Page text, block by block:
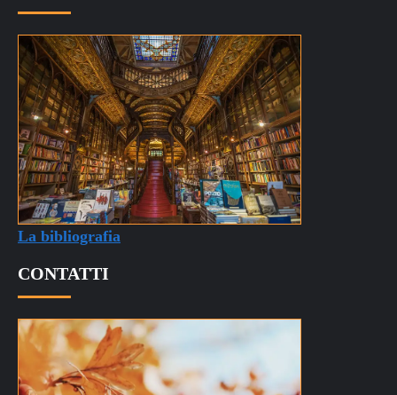
La bibliografia
CONTATTI